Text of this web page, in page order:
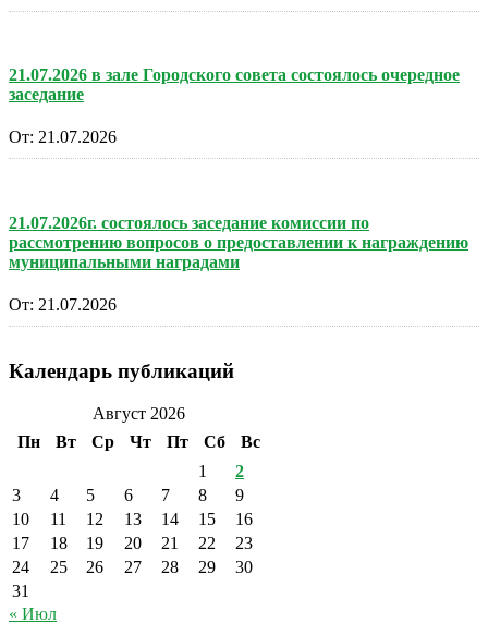
21.07.2026 в зале Городского совета состоялось очередное
заседание
От: 21.07.2026
21.07.2026г. состоялось заседание комиссии по
рассмотрению вопросов о предоставлении к награждению
муниципальными наградами
От: 21.07.2026
Календарь публикаций
Август 2026
Пн
Вт Ср Чт Пт Сб
Вс
1
2
3
4 5 6 7 8
9
10
11 12 13 14 15
16
17
18 19 20 21 22
23
24
25 26 27 28 29
30
31
« Июл